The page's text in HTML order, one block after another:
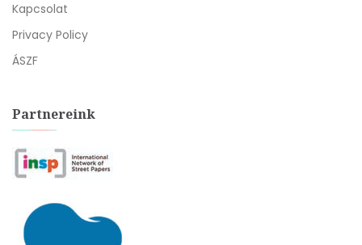
Kapcsolat
Privacy Policy
ÁSZF
Partnereink